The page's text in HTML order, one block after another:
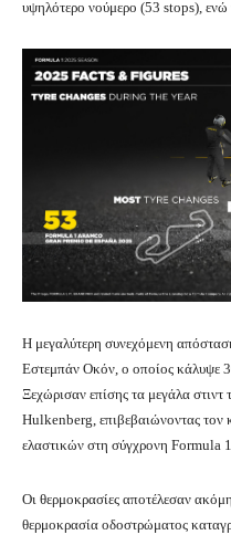
υψηλότερο νούμερο (53 stops), ενώ
Η μεγαλύτερη συνεχόμενη
Εστεμπάν Οκόν, ο οποίος κάλυψε
Ξεχώρισαν επίσης τα μεγάλα
Hulkenberg, επιβεβαιώνοντας τον
ελαστικών στη σύγχρονη Formula
Οι θερμοκρασίες αποτέλεσαν
θερμοκρασία οδοστρώματος